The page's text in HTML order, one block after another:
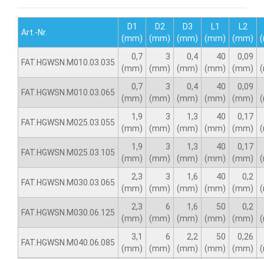
Art.-Nr.
D1
(mm)
D2
(mm)
D3
(mm)
L1
(mm)
L2
(mm)
FAT.HGWSN.M010.03.035
0,7
(mm)
3
(mm)
0,4
(mm)
40
(mm)
0,09
(mm)
FAT.HGWSN.M010.03.065
0,7
(mm)
3
(mm)
0,4
(mm)
40
(mm)
0,09
(mm)
FAT.HGWSN.M025.03.055
1,9
(mm)
3
(mm)
1,3
(mm)
40
(mm)
0,17
(mm)
FAT.HGWSN.M025.03.105
1,9
(mm)
3
(mm)
1,3
(mm)
40
(mm)
0,17
(mm)
FAT.HGWSN.M030.03.065
2,3
(mm)
3
(mm)
1,6
(mm)
40
(mm)
0,2
(mm)
FAT.HGWSN.M030.06.125
2,3
(mm)
6
(mm)
1,6
(mm)
50
(mm)
0,2
(mm)
FAT.HGWSN.M040.06.085
3,1
(mm)
6
(mm)
2,2
(mm)
50
(mm)
0,26
(mm)